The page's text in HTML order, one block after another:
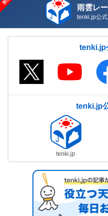
雨雲レ
tenki.jp公
tenki.jp
tenki.jp
tenki.jp